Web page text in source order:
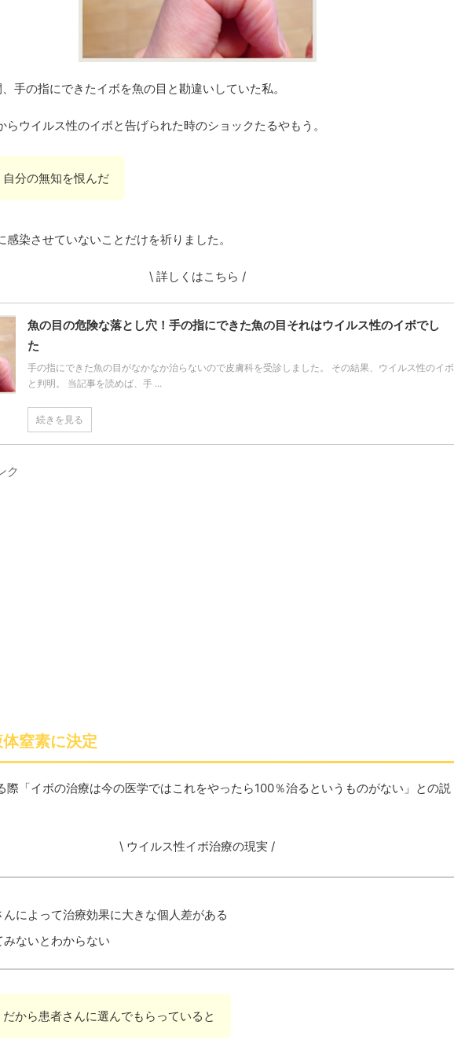
手の指にできたイボを魚の目と勘違いしていた私。
らウイルス性のイボと告げられた時のショックたるやもう。
自分の無知を恨んだ
感染させていないことだけを祈りました。
\ 詳しくはこちら /
魚の目の危険な落とし穴！手の指にできた魚の目それはウイルス性のイボでし
た
手の指にできた魚の目がなかなか治らないので皮膚科を受診しました。 その結果、ウイルス性のイボ
と判明。 当記事を読めば、手 ...
続きを見る
ク
窒素に決定
際「イボの治療は今の医学ではこれをやったら100％治るというものがない」との説
\ ウイルス性イボ治療の現実 /
んによって治療効果に大きな個人差がある
みないとわからない
だから患者さんに選んでもらっていると